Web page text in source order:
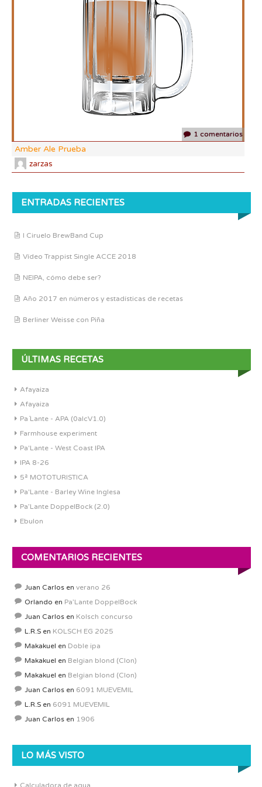
1 comentarios
Amber Ale Prueba
zarzas
ENTRADAS RECIENTES
I Ciruelo BrewBand Cup
Vídeo Trappist Single ACCE 2018
NEIPA, cómo debe ser?
Año 2017 en números y estadísticas de recetas
Berliner Weisse con Piña
ÚLTIMAS RECETAS
Afayaiza
Afayaiza
Pa´Lante - APA (0alcV1.0)
Farmhouse experiment
Pa'Lante - West Coast IPA
IPA 8-26
5ª MOTOTURISTICA
Pa'Lante - Barley Wine Inglesa
Pa’Lante DoppelBock (2.0)
Ebulon
COMENTARIOS RECIENTES
Juan Carlos en verano 26
Orlando en Pa’Lante DoppelBock
Juan Carlos en Kolsch concurso
L.R.S en KOLSCH EG 2025
Makakuel en Doble ipa
Makakuel en Belgian blond (Clon)
Makakuel en Belgian blond (Clon)
Juan Carlos en 6091 MUEVEMIL
L.R.S en 6091 MUEVEMIL
Juan Carlos en 1906
LO MÁS VISTO
Calculadora de agua